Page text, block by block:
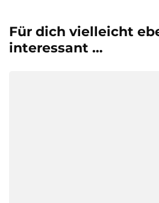
Für dich vielleicht
interessant …